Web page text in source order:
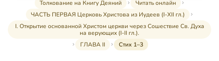
Толкование на Книгу Деяний
Читать онлайн
ЧАСТЬ ПЕРВАЯ Церковь Христова из Иудеев (I-XII гл.)
I. Открытие основанной Христом церкви через Сошествие Св. Духа
на верующих (I-II гл.).
ГЛАВА II
Стих 1–3